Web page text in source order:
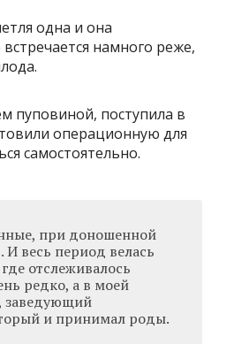
одна и она
намного реже,
пуповиной, поступила в
операционную для
самостоятельно.
при доношенной
И весь период велась
отслеживалось
редко, а в моей
заведующий
и принимал роды.